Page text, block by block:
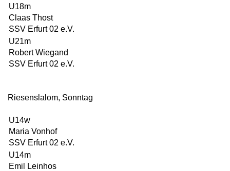
U18m
Claas Thost
SSV Erfurt 02 e.V.
U21m
Robert Wiegand
SSV Erfurt 02 e.V.
Riesenslalom, Sonntag
U14w
Maria Vonhof
SSV Erfurt 02 e.V.
U14m
Emil Leinhos